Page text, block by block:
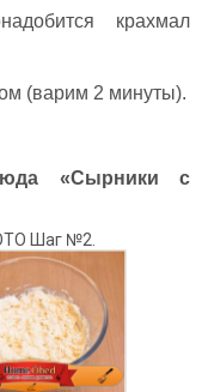
крахмал
(варим 2 минуты).
«Сырники с
Шаг №2.